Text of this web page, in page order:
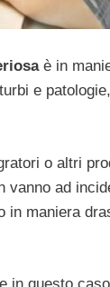
è in
e
o altri
ad
in maniera